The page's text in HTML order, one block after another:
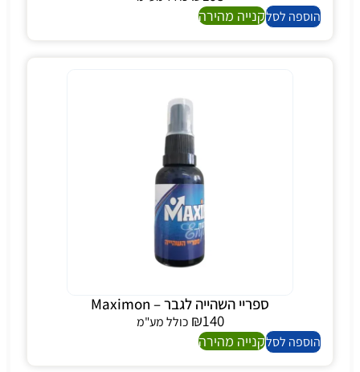
הוספה לסלקנייה מהירה
ספריי השהייה לגבר – Maximon
₪140
כולל מע"מ
הוספה לסלקנייה מהירה